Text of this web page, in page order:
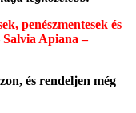
penészmentesek és
Salvia Apiana –
és rendeljen még